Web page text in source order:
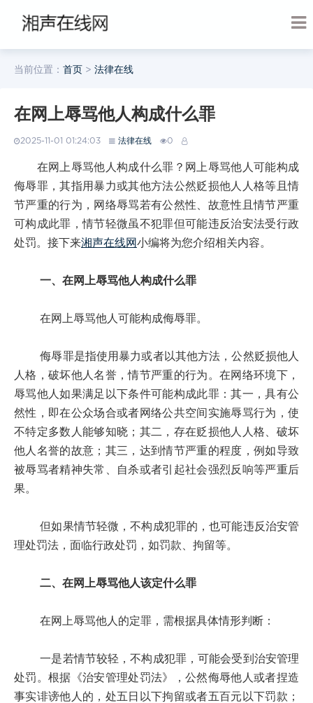
当前位置： 首页 > 法律在线
在网上辱骂他人构成什么罪
2025-11-01 01:24:03 法律在线 0
在网上辱骂他人构成什么罪？网上辱骂他人可能构成
侮辱罪，其指用暴力或其他方法公然贬损他人人格等且情
节严重的行为，网络辱骂若有公然性、故意性且情节严重
可构成此罪，情节轻微虽不犯罪但可能违反治安法受行政
处罚。接下来湘声在线网小编将为您介绍相关内容。
一、在网上辱骂他人构成什么罪
在网上辱骂他人可能构成侮辱罪。
侮辱罪是指使用暴力或者以其他方法，公然贬损他人
人格，破坏他人名誉，情节严重的行为。在网络环境下，
辱骂他人如果满足以下条件可能构成此罪：其一，具有公
然性，即在公众场合或者网络公共空间实施辱骂行为，使
不特定多数人能够知晓；其二，存在贬损他人人格、破坏
他人名誉的故意；其三，达到情节严重的程度，例如导致
被辱骂者精神失常、自杀或者引起社会强烈反响等严重后
果。
但如果情节轻微，不构成犯罪的，也可能违反治安管
理处罚法，面临行政处罚，如罚款、拘留等。
二、在网上辱骂他人该定什么罪
在网上辱骂他人的定罪，需根据具体情形判断：
一是若情节较轻，不构成犯罪，可能会受到治安管理
处罚。根据《治安管理处罚法》，公然侮辱他人或者捏造
事实诽谤他人的，处五日以下拘留或者五百元以下罚款；